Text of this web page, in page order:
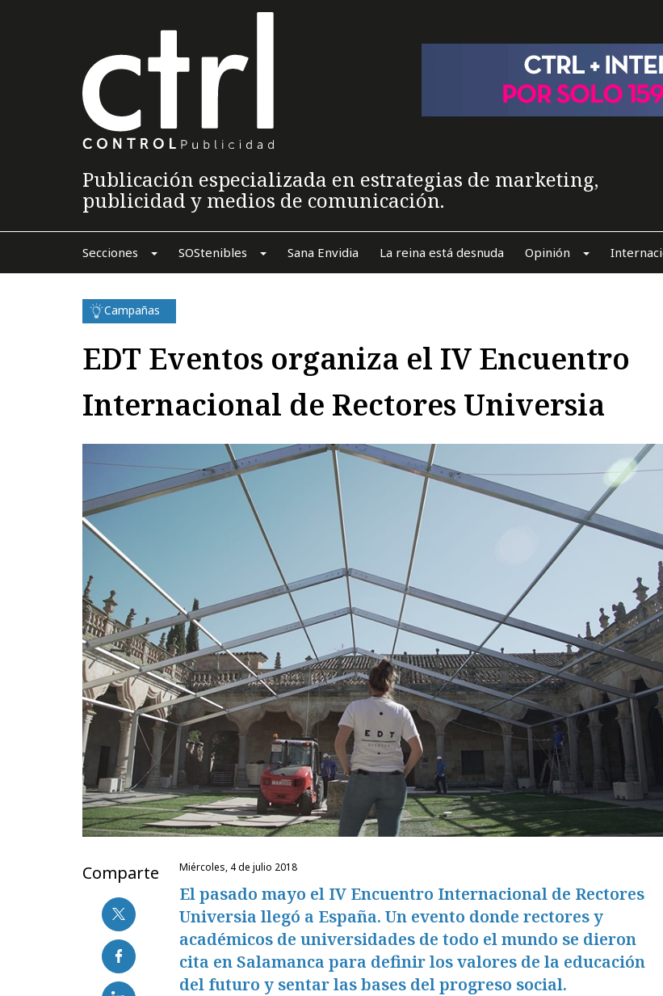
Publicación especializada en estrategias de marketing,
publicidad y medios de comunicación.
Secciones SOStenibles Sana Envidia La reina está desnuda Opinión
Campañas
EDT Eventos organiza el IV Encuentro
Internacional de Rectores Universia
Comparte miércoles, 4 de julio 2018
El pasado mayo el IV Encuentro Internacional de Rectores
Universia llegó a España. Un evento donde rectores y
académicos de universidades de todo el mundo se dieron
cita en Salamanca para definir los valores de la educación
del futuro y sentar las bases del progreso social.